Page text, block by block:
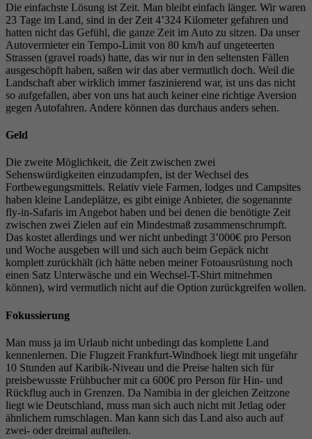
Die einfachste Lösung ist Zeit. Man bleibt einfach länger. Wir waren
23 Tage im Land, sind in der Zeit 4’324 Kilometer gefahren und
hatten nicht das Gefühl, die ganze Zeit im Auto zu sitzen. Da unser
Autovermieter ein Tempo-Limit von 80 km/h auf ungeteerten
Strassen (gravel roads) hatte, das wir nur in den seltensten Fällen
ausgeschöpft haben, saßen wir das aber vermutlich doch. Weil die
Landschaft aber wirklich immer faszinierend war, ist uns das nicht
so aufgefallen, aber von uns hat auch keiner eine richtige Aversion
gegen Autofahren. Andere können das durchaus anders sehen.
Geld
Die zweite Möglichkeit, die Zeit zwischen zwei
Sehenswürdigkeiten einzudampfen, ist der Wechsel des
Fortbewegungsmittels. Relativ viele Farmen, lodges und Campsites
haben kleine Landeplätze, es gibt einige Anbieter, die sogenannte
fly-in-Safaris im Angebot haben und bei denen die benötigte Zeit
zwischen zwei Zielen auf ein Mindestmaß zusammenschrumpft.
Das kostet allerdings und wer nicht unbedingt 3’000€ pro Person
und Woche ausgeben will und sich auch beim Gepäck nicht
komplett zurückhält (ich hätte neben meiner Fotoausrüstung noch
einen Satz Unterwäsche und ein Wechsel-T-Shirt mitnehmen
können), wird vermutlich nicht auf die Option zurückgreifen wollen.
Fokussierung
Man muss ja im Urlaub nicht unbedingt das komplette Land
kennenlernen. Die Flugzeit Frankfurt-Windhoek liegt mit ungefähr
10 Stunden auf Karibik-Niveau und die Preise halten sich für
preisbewusste Frühbucher mit ca 600€ pro Person für Hin- und
Rückflug auch in Grenzen. Da Namibia in der gleichen Zeitzone
liegt wie Deutschland, muss man sich auch nicht mit Jetlag oder
ähnlichem rumschlagen. Man kann sich das Land also auch auf
zwei- oder dreimal aufteilen.